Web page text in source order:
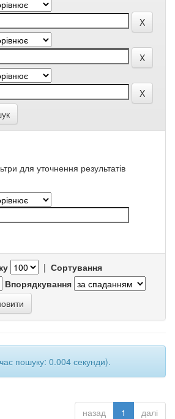
для уточнення результатів
| Сортування
Впорядкування
пошуку: 0.004 секунди).
назад 1 далі